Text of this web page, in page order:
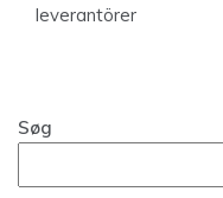
leverantörer
Søg